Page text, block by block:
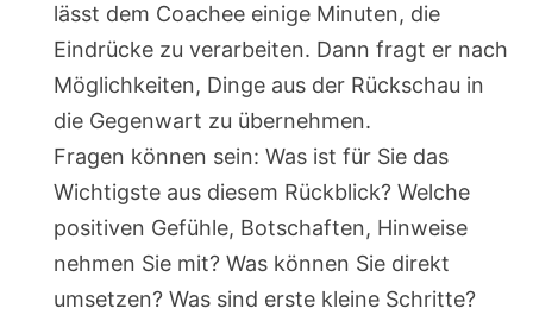
lässt dem Coachee einige Minuten, die
Eindrücke zu verarbeiten. Dann fragt er nach
Möglichkeiten, Dinge aus der Rückschau in
die Gegenwart zu übernehmen.
Fragen können sein: Was ist für Sie das
Wichtigste aus diesem Rückblick? Welche
positiven Gefühle, Botschaften, Hinweise
nehmen Sie mit? Was können Sie direkt
umsetzen? Was sind erste kleine Schritte?